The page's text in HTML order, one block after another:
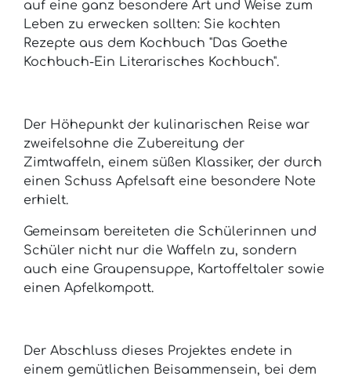
auf eine ganz besondere Art und Weise zum
Leben zu erwecken sollten: Sie kochten
Rezepte aus dem Kochbuch "Das Goethe
Kochbuch-Ein Literarisches Kochbuch".
Der Höhepunkt der kulinarischen Reise war
zweifelsohne die Zubereitung der
Zimtwaffeln, einem süßen Klassiker, der durch
einen Schuss Apfelsaft eine besondere Note
erhielt.
Gemeinsam bereiteten die Schülerinnen und
Schüler nicht nur die Waffeln zu, sondern
auch eine Graupensuppe, Kartoffeltaler sowie
einen Apfelkompott.
Der Abschluss dieses Projektes endete in
einem gemütlichen Beisammensein, bei dem